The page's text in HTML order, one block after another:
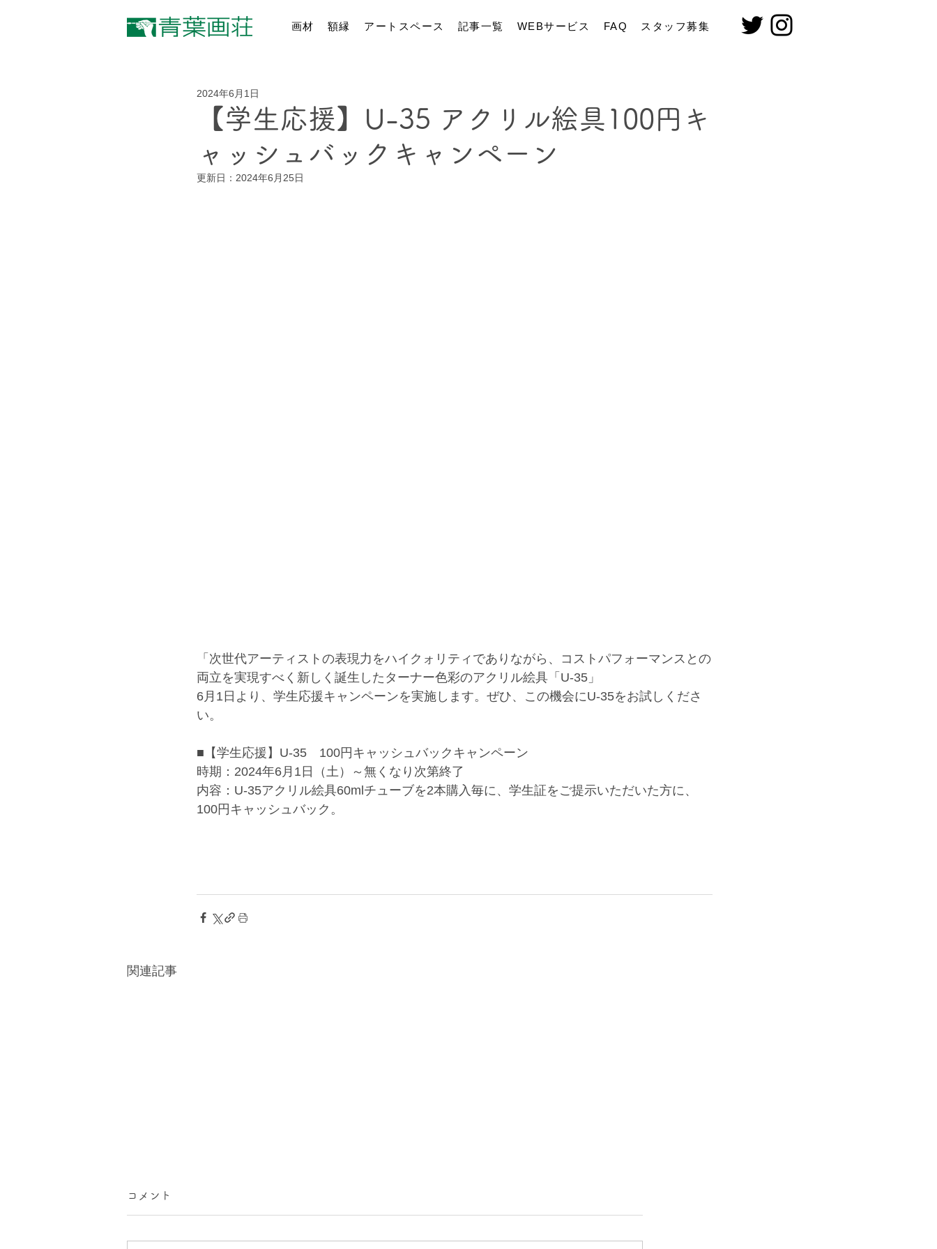
画材 額縁 アートスペース 記事一覧 WEBサービス FAQ スタッフ募集
【学生応援】U-35 アクリル絵具100円キ
ャッシュバックキャンペーン
2024年6月1日
更新日： 2024年6月25日
「次世代アーティストの表現力をハイクォリティでありながら、コストパフォーマンスとの
両立を実現すべく新しく誕生したターナー色彩のアクリル絵具「U-35」
6月1日より、学生応援キャンペーンを実施します。ぜひ、この機会にU-35をお試しくださ
い。
■【学生応援】U-35　100円キャッシュバックキャンペーン
時期：2024年6月1日（土）～無くなり次第終了
内容：U-35アクリル絵具60mlチューブを2本購入毎に、学生証をご提示いただいた方に、
100円キャッシュバック。
関連記事
コメント